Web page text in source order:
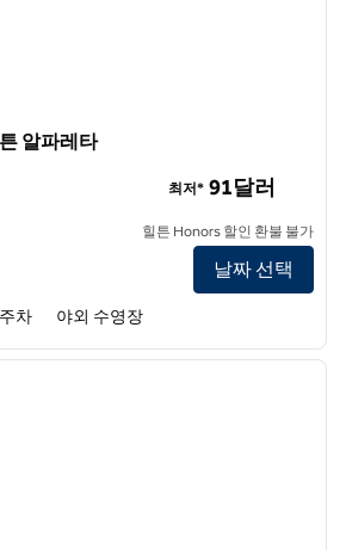
알파레타
파레타의 호텔 정보 보기
최저* 91달러
힐튼 Honors 할인 환불 불가
날짜 선택
차 야외 수영장
다음